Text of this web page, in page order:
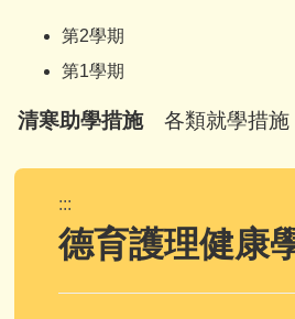
第2學期
第1學期
清寒助學措施 各類就學措施
:::
德育護理健康